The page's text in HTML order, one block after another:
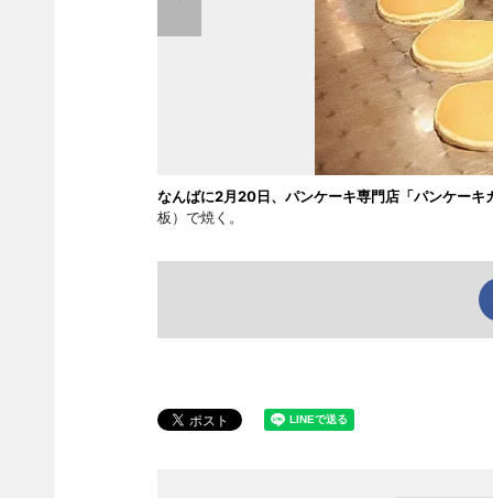
なんばに2月20日、パンケーキ専門店「パンケー
板）で焼く。